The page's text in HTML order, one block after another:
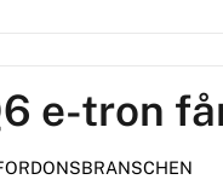
e-tron